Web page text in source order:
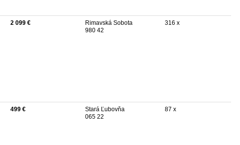
2 099 €
Rimavská Sobota
980 42
316 x
499 €
Stará Ľubovňa
065 22
87 x